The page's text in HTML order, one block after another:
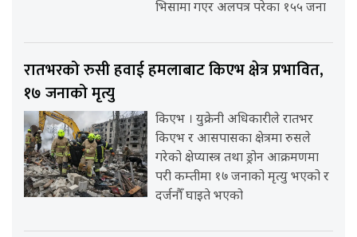
भिसामा गएर अलपत्र परेका १५५ जना
रातभरको रुसी हवाई हमलाबाट किएभ क्षेत्र प्रभावित,
१७ जनाको मृत्यु
किएभ । युक्रेनी अधिकारीले रातभर
किएभ र आसपासका क्षेत्रमा रुसले
गरेको क्षेप्यास्त्र तथा ड्रोन आक्रमणमा
परी कम्तीमा १७ जनाको मृत्यु भएको र
दर्जनौँ घाइते भएको